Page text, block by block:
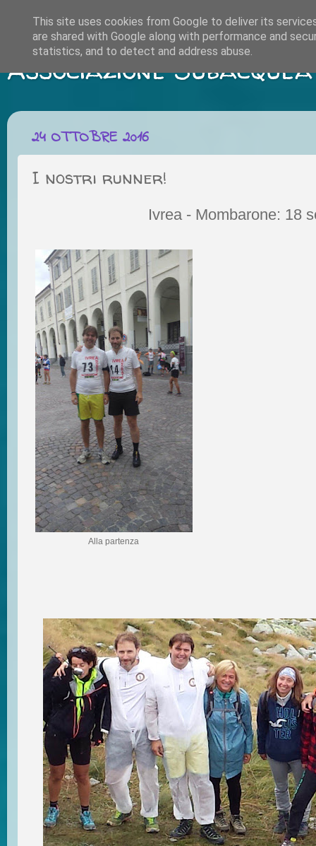
Associazione
24 OTTOBRE 2016
I nostri runner!
Ivrea - Mombarone: 18
Alla partenza
This site uses cookies from Google to deliver its
are shared with Google along with performance and
statistics, and to detect and address abuse.